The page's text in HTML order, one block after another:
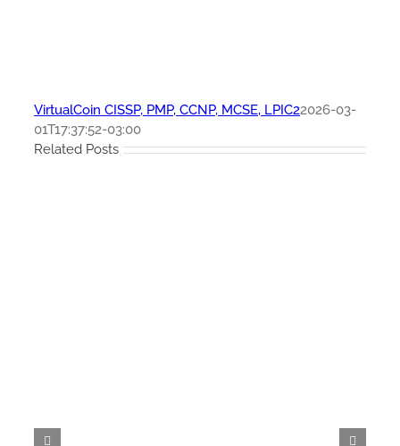
VirtualCoin CISSP, PMP, CCNP, MCSE, LPIC22026-03-
01T17:37:52-03:00
Related Posts